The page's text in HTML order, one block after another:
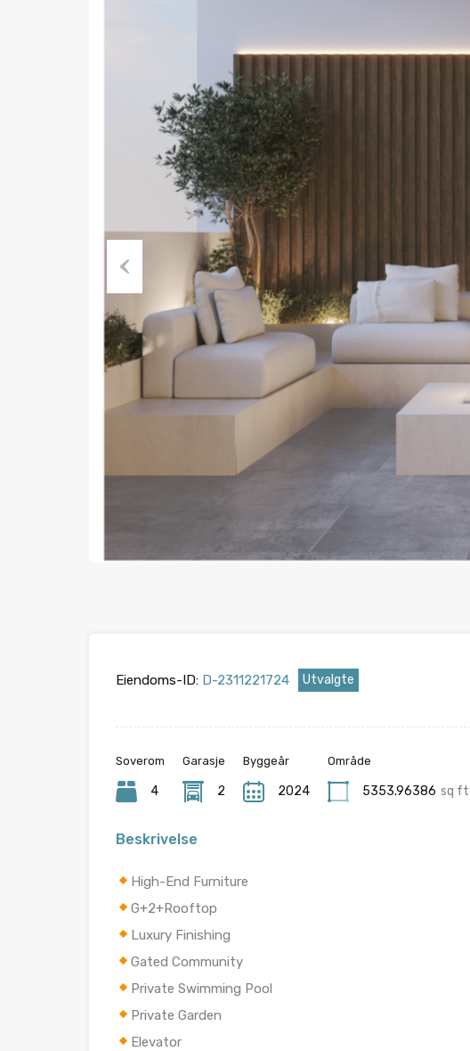
Eiendoms-ID: D-2311221724 Utvalgte
Soverom
4
Garasje
2
Byggeår
2024
Område
5353.96386 sq ft
Beskrivelse
High-End Furniture
G+2+Rooftop
Luxury Finishing
Gated Community
Private Swimming Pool
Private Garden
Elevator